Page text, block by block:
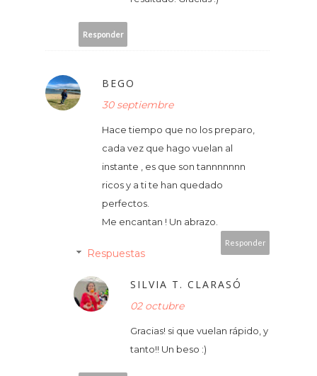
Responder
BEGO
30 septiembre
Hace tiempo que no los preparo,
cada vez que hago vuelan al
instante , es que son tannnnnnn
ricos y a ti te han quedado
perfectos.
Me encantan ! Un abrazo.
Responder
Respuestas
SILVIA T. CLARASÓ
02 octubre
Gracias! si que vuelan rápido, y
tanto!! Un beso :)